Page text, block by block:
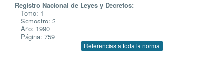
Registro Nacional de Leyes y Decretos:
Tomo: 1
Semestre: 2
Año: 1990
Página: 759
Referencias a toda la norma